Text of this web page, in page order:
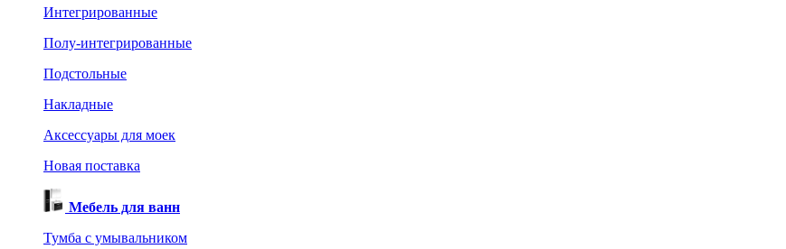
Интегрированные
Полу-интегрированные
Подстольные
Накладные
Аксессуары для моек
Новая поставка
Мебель для ванн
Тумба с умывальником